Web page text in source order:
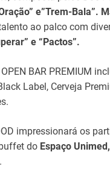
e”Trem-Bala”.
ao palco com
e “Pactos”.
BAR PREMIUM
Label, Cerveja
impressionará os
do Espaço Unimed,